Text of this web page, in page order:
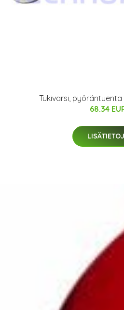
Tukivarsi, pyöräntuenta
68.34